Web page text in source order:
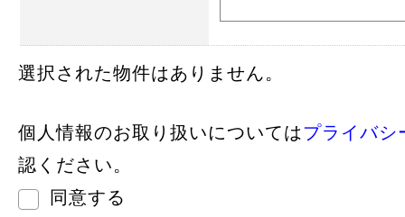
選択された物件はありません。
個人情報のお取り扱いについてはプライバシ
認ください。
同意する